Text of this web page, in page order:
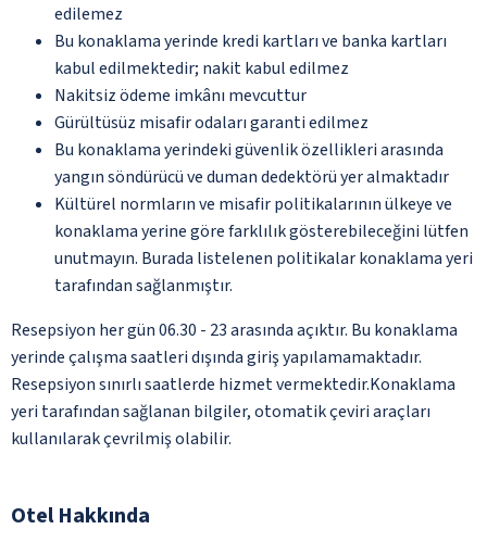
edilemez
Bu konaklama yerinde kredi kartları ve banka kartları
kabul edilmektedir; nakit kabul edilmez
Nakitsiz ödeme imkânı mevcuttur
Gürültüsüz misafir odaları garanti edilmez
Bu konaklama yerindeki güvenlik özellikleri arasında
yangın söndürücü ve duman dedektörü yer almaktadır
Kültürel normların ve misafir politikalarının ülkeye ve
konaklama yerine göre farklılık gösterebileceğini lütfen
unutmayın. Burada listelenen politikalar konaklama yeri
tarafından sağlanmıştır.
Resepsiyon her gün 06.30 - 23 arasında açıktır. Bu konaklama
yerinde çalışma saatleri dışında giriş yapılamamaktadır.
Resepsiyon sınırlı saatlerde hizmet vermektedir.Konaklama
yeri tarafından sağlanan bilgiler, otomatik çeviri araçları
kullanılarak çevrilmiş olabilir.
Otel Hakkında